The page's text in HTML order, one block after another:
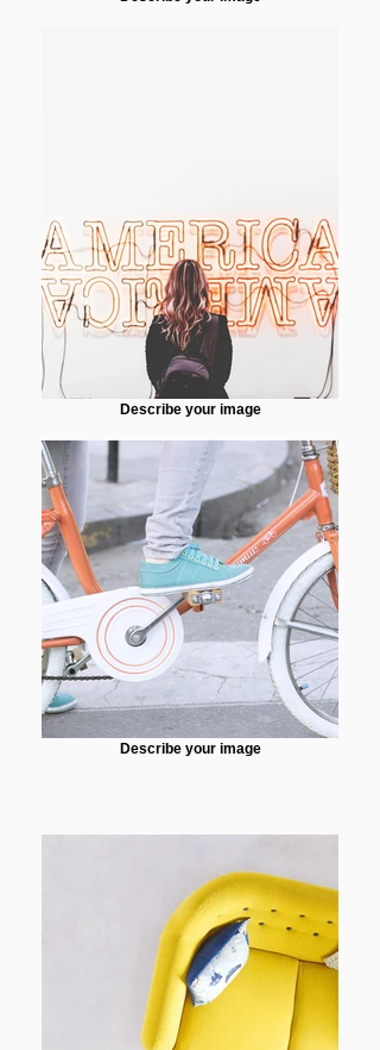
Describe your image
Describe your image